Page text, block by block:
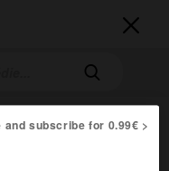


and subscribe for 0.99€ >